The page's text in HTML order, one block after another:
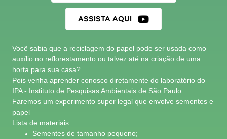
ASSISTA AQUI
Você sabia que a reciclagem do papel pode ser usada como
auxílio no reflorestamento ou talvez até na criação de uma
horta para sua casa?
Pois venha aprender conosco diretamente do laboratório do
IPA - Instituto de Pesquisas Ambientais de São Paulo .
Faremos um experimento super legal que envolve sementes e
papel
Lista de materiais:
Sementes de tamanho pequeno;